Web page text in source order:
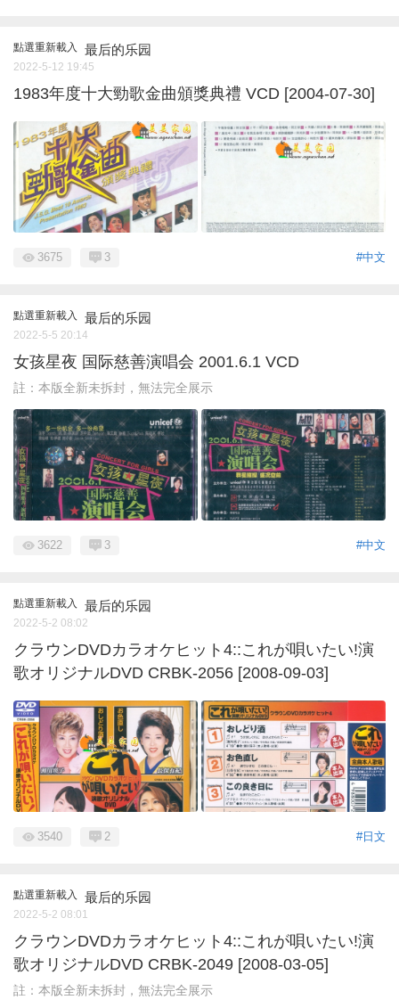
點選重新載入 最后的乐园
2022-5-12 19:45
1983年度十大勁歌金曲頒獎典禮 VCD [2004-07-30]
#中文
3675 3
點選重新載入 最后的乐园
2022-5-5 20:14
女孩星夜 国际慈善演唱会 2001.6.1 VCD
註：本版全新未拆封，無法完全展示
#中文
3622 3
點選重新載入 最后的乐园
2022-5-2 08:02
クラウンDVDカラオケヒット4::これが唄いたい!演
歌オリジナルDVD CRBK-2056 [2008-09-03]
#日文
3540 2
點選重新載入 最后的乐园
2022-5-2 08:01
クラウンDVDカラオケヒット4::これが唄いたい!演
歌オリジナルDVD CRBK-2049 [2008-03-05]
註：本版全新未拆封，無法完全展示